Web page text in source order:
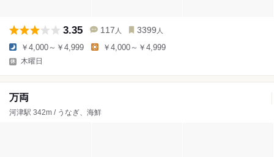
3.35 117 人 3399 人
￥4,000～￥4,999 ￥4,000～￥4,999
木曜日
万両
河津駅 342m / うなぎ、海鮮